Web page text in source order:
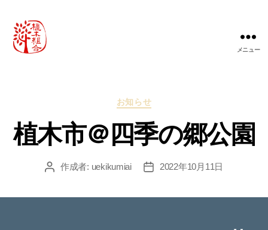
人
桃
メニュー
カ
ゴ
リ
お知らせ
植木市＠四季の郷公園
投 作成者: uekikumiai
投
2022年10月11日